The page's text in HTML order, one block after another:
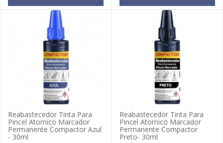
Reabastecedor Tinta Para
Pincel Atomico Marcador
Permanente Compactor Azul
- 30ml
Reabastecedor Tinta Para
Pincel Atomico Marcador
Permanente Compactor
Preto- 30ml